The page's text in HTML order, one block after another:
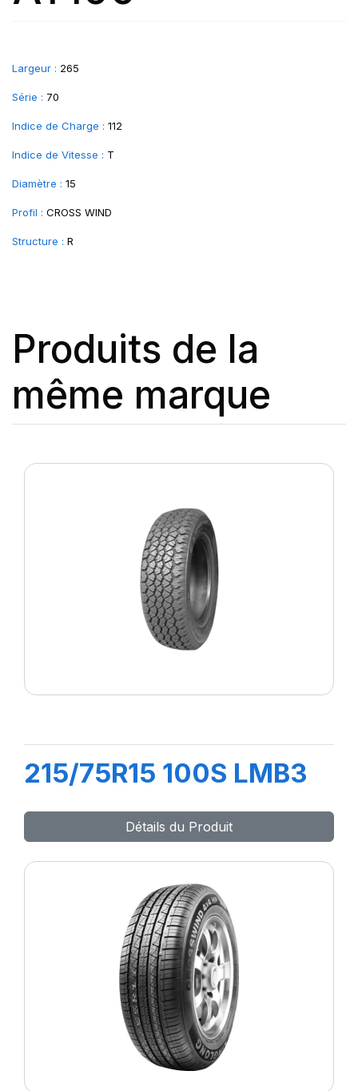
Largeur : 265
Série : 70
Indice de Charge : 112
Indice de Vitesse : T
Diamètre : 15
Profil : CROSS WIND
Structure : R
Produits de la
même marque
215/75R15 100S LMB3
Détails du Produit